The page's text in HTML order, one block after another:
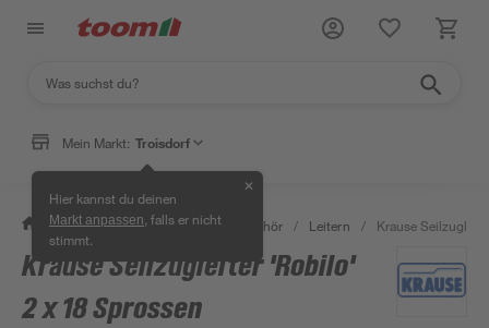
Mein Markt: Troisdorf
Hier kannst du deinen
Markt anpassen , falls er nicht
stimmt.
✕
/ Bauen & Renovieren / Bauzubehör / Leitern / Krause
Krause Seilzugleiter 'Robilo'
2 x 18 Sprossen